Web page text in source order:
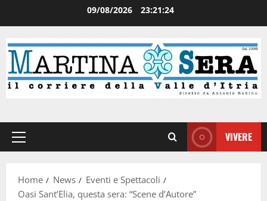
09/08/2026 23:21:25
VIVERE
Home News
Eventi e Spettacoli
Oasi Sant’Elia, questa sera: “Scene d’Autore”